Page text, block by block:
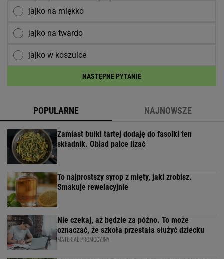
jajko na miękko
jajko na twardo
jajko w koszulce
NASTĘPNE PYTANIE
POPULARNE NAJNOWSZE
Zamiast bułki tartej dodaję do fasolki ten
składnik. Obiad palce lizać
To najprostszy syrop z mięty, jaki zrobisz.
Smakuje rewelacyjnie
Nie czekaj, aż będzie za późno. To może
oznaczać, że szkoła przestała służyć dziecku
MATERIAŁ PROMOCYJNY